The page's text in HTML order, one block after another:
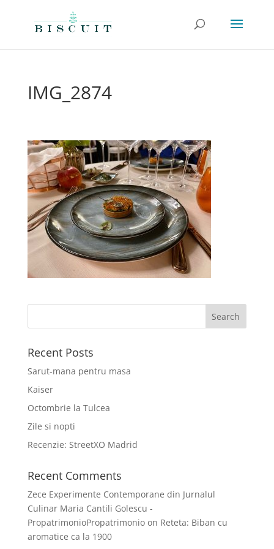
IMG_2874
Recent Posts
Sarut-mana pentru masa
Kaiser
Octombrie la Tulcea
Zile si nopti
Recenzie: StreetXO Madrid
Recent Comments
Zece Experimente Contemporane din Jurnalul
Culinar Maria Cantili Golescu -
PropatrimonioPropatrimonioon Reteta: Biban cu
aromatice ca la 1900